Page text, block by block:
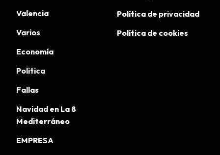
Valencia
Varios
Economía
Politica
Fallas
Navidad en La 8
Mediterráneo
EMPRESA
Política de privacidad
Política de cookies